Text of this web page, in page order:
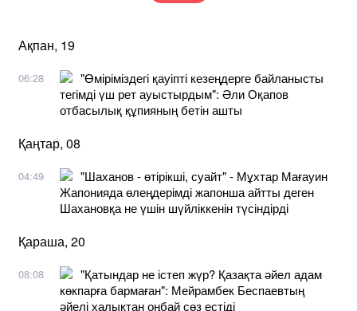
Ақпан, 19
06:28
"Өміріміздегі қауіпті кезеңдерге байланысты
тегімді үш рет ауыстырдым": Әли Оқапов
отбасылық құпияның бетін ашты
Қаңтар, 08
04:49
"Шаханов - өтірікші, суайт" - Мұхтар Мағауин
Жапонияда өлеңдерімді жапонша айтты деген
Шахановқа не үшін шүйліккенін түсіндірді
Қараша, 20
08:08
"Қатындар не істеп жүр? Қазақта әйел адам
көкпарға бармаған": Мейрамбек Беспаевтың
әйелі халықтан оңбай сөз естіді